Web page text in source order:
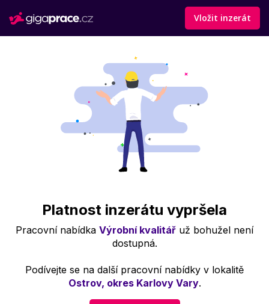
Vložit inzerát
Platnost inzerátu vypršela
Pracovní nabídka Výrobní kvalitář už bohužel není
dostupná.
Podívejte se na další pracovní nabídky v lokalitě
Ostrov, okres Karlovy Vary.